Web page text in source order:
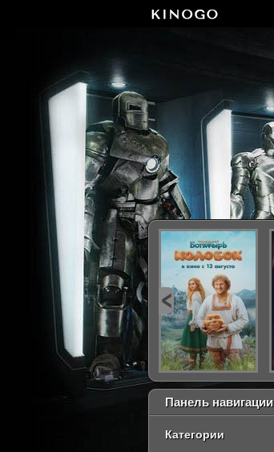
Панель навигации
Категории